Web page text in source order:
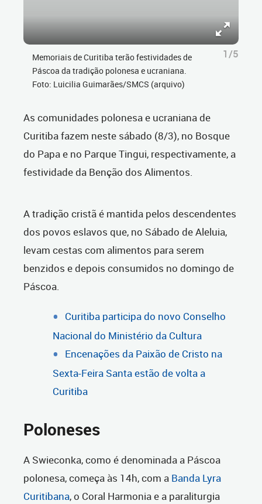
Memoriais de Curitiba terão festividades de
Páscoa da tradição polonesa e ucraniana.
Foto: Luicilia Guimarães/SMCS (arquivo)
1/5
As comunidades polonesa e ucraniana de
Curitiba fazem neste sábado (8/3), no Bosque
do Papa e no Parque Tingui, respectivamente, a
festividade da Benção dos Alimentos.
A tradição cristã é mantida pelos descendentes
dos povos eslavos que, no Sábado de Aleluia,
levam cestas com alimentos para serem
benzidos e depois consumidos no domingo de
Páscoa.
Curitiba participa do novo Conselho
Nacional do Ministério da Cultura
Encenações da Paixão de Cristo na
Sexta-Feira Santa estão de volta a
Curitiba
Poloneses
A Swieconka, como é denominada a Páscoa
polonesa, começa às 14h, com a Banda Lyra
Curitibana, o Coral Harmonia e a paraliturgia